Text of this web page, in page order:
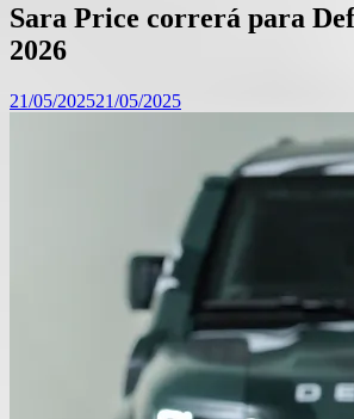
Sara Price correrá para
2026
21/05/202521/05/2025